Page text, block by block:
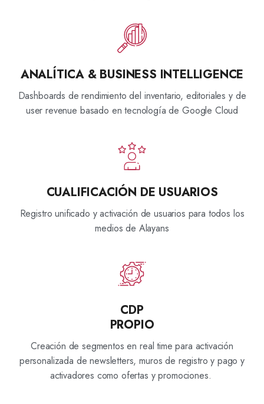
ANALÍTICA & BUSINESS INTELLIGENCE
Dashboards de rendimiento del inventario, editoriales y de
user revenue basado en tecnología de Google Cloud
CUALIFICACIÓN DE USUARIOS
Registro unificado y activación de usuarios para todos los
medios de Alayans
CDP
PROPIO
Creación de segmentos en real time para activación
personalizada de newsletters, muros de registro y pago y
activadores como ofertas y promociones.